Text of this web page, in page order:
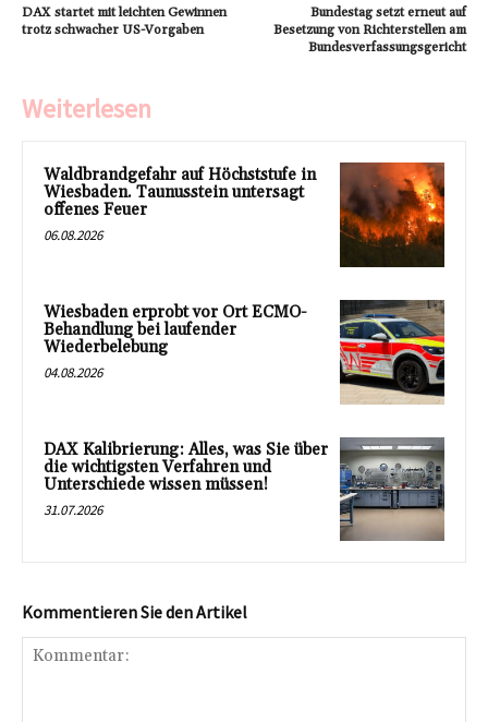
DAX startet mit leichten Gewinnen
trotz schwacher US-Vorgaben
Bundestag setzt erneut auf
Besetzung von Richterstellen am
Bundesverfassungsgericht
Weiterlesen
Waldbrandgefahr auf Höchststufe in
Wiesbaden. Taunusstein untersagt
offenes Feuer
06.08.2026
Wiesbaden erprobt vor Ort ECMO-
Behandlung bei laufender
Wiederbelebung
04.08.2026
DAX Kalibrierung: Alles, was Sie über
die wichtigsten Verfahren und
Unterschiede wissen müssen!
31.07.2026
Kommentieren Sie den Artikel